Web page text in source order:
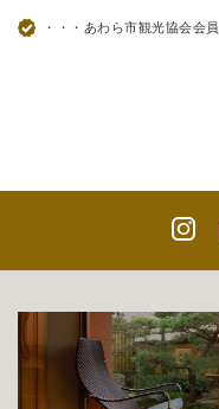
・・・あわら市観光協会会員